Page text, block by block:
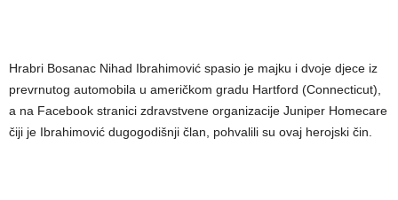
Hrabri Bosanac Nihad Ibrahimović spasio je majku i dvoje djece iz
prevrnutog automobila u američkom gradu Hartford (Connecticut),
a na Facebook stranici zdravstvene organizacije Juniper Homecare
čiji je Ibrahimović dugogodišnji član, pohvalili su ovaj herojski čin.